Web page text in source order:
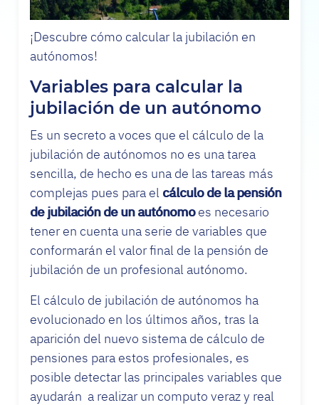
¡Descubre cómo calcular la jubilación en
autónomos!
Variables para calcular la
jubilación de un autónomo
Es un secreto a voces que el cálculo de la
jubilación de autónomos no es una tarea
sencilla, de hecho es una de las tareas más
complejas pues para el cálculo de la pensión
de jubilación de un autónomoes necesario
tener en cuenta una serie de variables que
conformarán el valor final de la pensión de
jubilación de un profesional autónomo.
El cálculo de jubilación de autónomos ha
evolucionado en los últimos años, tras la
aparición del nuevo sistema de cálculo de
pensiones para estos profesionales, es
posible detectar las principales variables que
ayudarán a realizar un computo veraz y real